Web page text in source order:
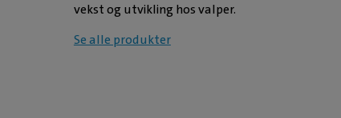
vekst og utvikling hos valper.
Se alle produkter